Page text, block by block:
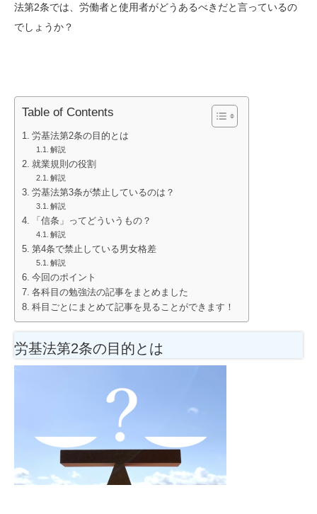
法第2条では、労働者と使用者がどうあるべきだと言っているの
でしょうか？
Table of Contents
労基法第2条の目的とは
解説
就業規則の役割
解説
労基法第3条が禁止しているのは？
解説
「信条」ってどういうもの？
解説
第4条で禁止している男女格差
解説
今回のポイント
各科目の勉強法の記事をまとめました
科目ごとにまとめて記事を見ることができます！
労基法第2条の目的とは